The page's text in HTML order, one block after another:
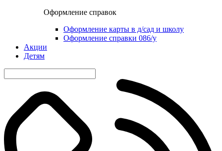
Оформление справок
Оформление карты в д/сад и школу
Оформление справки 086/у
Акции
Детям